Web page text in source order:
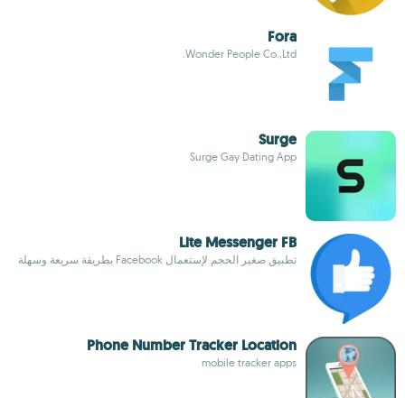
Fora
Wonder People Co.,Ltd.
Surge
Surge Gay Dating App
Lite Messenger FB
تطبيق صغير الحجم لإستعمال Facebook بطريقة سريعة وسهلة
Phone Number Tracker Location
mobile tracker apps